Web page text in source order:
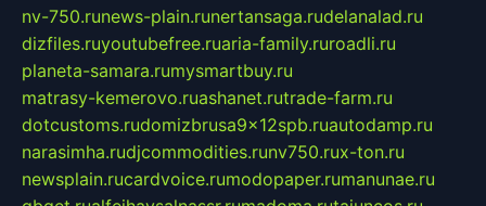
nv-750.runews-plain.runertansaga.rudelanalad.ru
dizfiles.ruyoutubefree.ruaria-family.ruroadli.ru
planeta-samara.rumysmartbuy.ru
matrasy-kemerovo.ruashanet.rutrade-farm.ru
dotcustoms.rudomizbrusa9x12spb.ruautodamp.ru
narasimha.rudjcommodities.runv750.rux-ton.ru
newsplain.rucardvoice.rumodopaper.rumanunae.ru